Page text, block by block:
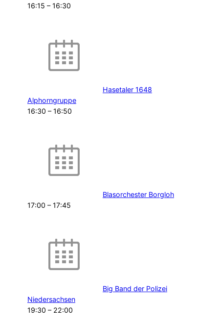
16:15 – 16:30
Hasetaler 1648
Alphorngruppe
16:30 – 16:50
Blasorchester Borgloh
17:00 – 17:45
Big Band der Polizei
Niedersachsen
19:30 – 22:00